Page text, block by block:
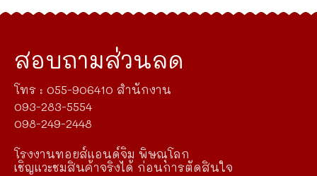
สอบถามส่วนลด
โทร : 055-906410 สำนักงาน
093-283-5554
098-249-2448
โรงงานทอยส์แอนด์จิม พิษณุโลก
เชิญแวะชมสินค้าจริงได้ ก่อนการตัดสินใจ